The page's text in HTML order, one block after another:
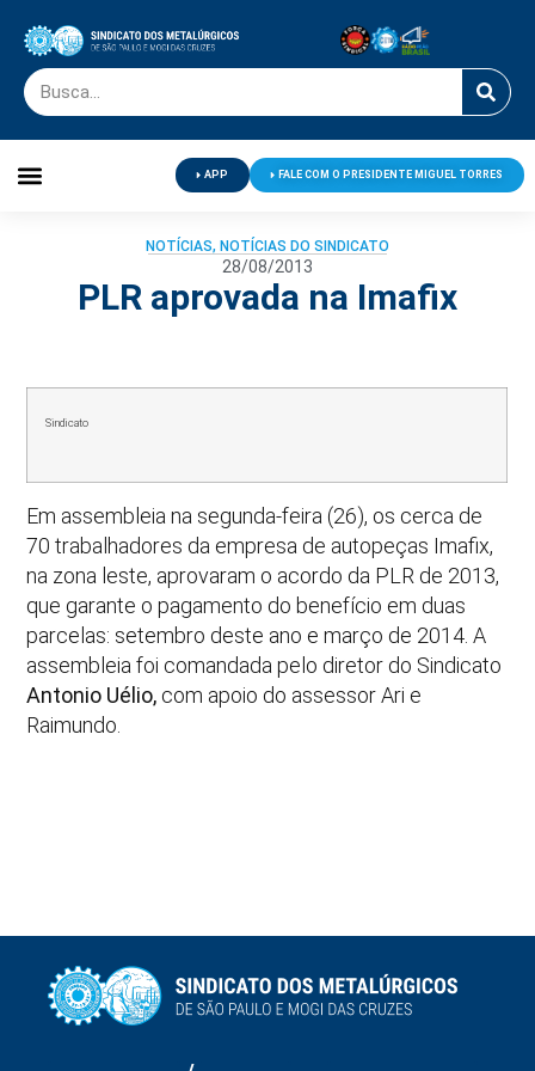
APP FALE COM O PRESIDENTE MIGUEL TORRES
NOTÍCIAS, NOTÍCIAS DO SINDICATO
28/08/2013
PLR aprovada na Imafix
Sindicato
Em assembleia na segunda-feira (26), os cerca de
70 trabalhadores da empresa de autopeças Imafix,
na zona leste, aprovaram o acordo da PLR de 2013,
que garante o pagamento do benefício em duas
parcelas: setembro deste ano e março de 2014. A
assembleia foi comandada pelo diretor do Sindicato
Antonio Uélio, com apoio do assessor Ari e
Raimundo.